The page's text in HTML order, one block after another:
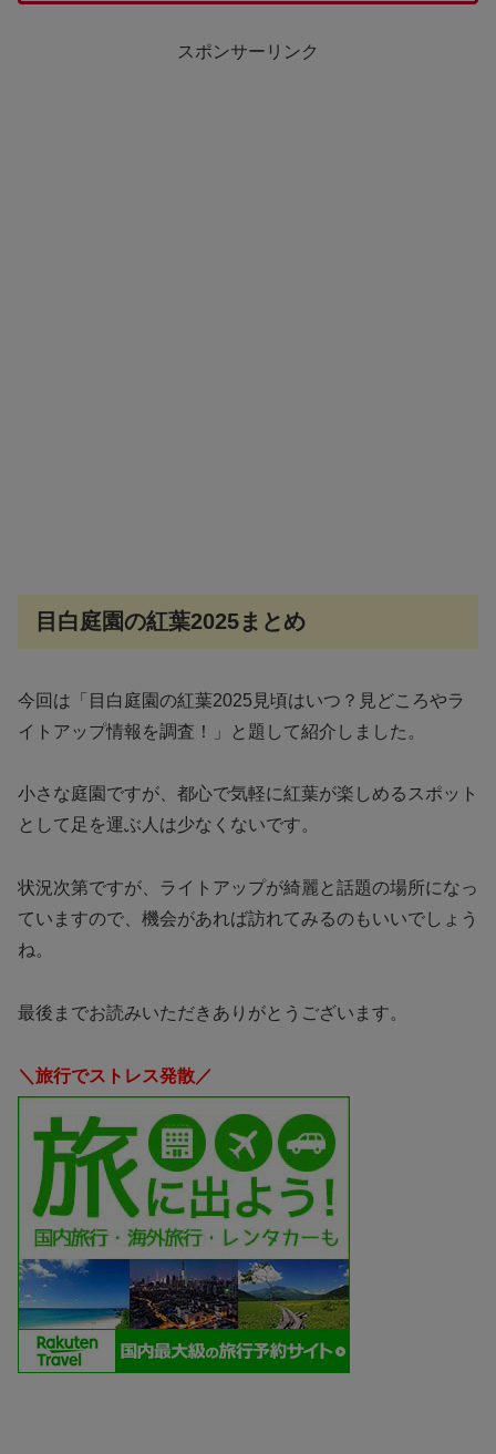
スポンサーリンク
目白庭園の紅葉2025まとめ
今回は「目白庭園の紅葉2025見頃はいつ？見どころやラ
イトアップ情報を調査！」と題して紹介しました。
小さな庭園ですが、都心で気軽に紅葉が楽しめるスポット
として足を運ぶ人は少なくないです。
状況次第ですが、ライトアップが綺麗と話題の場所になっ
ていますので、機会があれば訪れてみるのもいいでしょう
ね。
最後までお読みいただきありがとうございます。
＼旅行でストレス発散／